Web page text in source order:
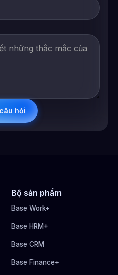
Bộ sản phẩm
Base Work+
Base HRM+
Base CRM
Base Finance+